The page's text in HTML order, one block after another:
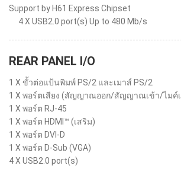
Support by H61 Express Chipset
4 X USB2.0 port(s) Up to 480 Mb/s
REAR PANEL I/O
1 X ขั้วต่อแป้นพิมพ์ PS/2 และเมาส์ PS/2
1 X พอร์ตเสียง (สัญญาณออก/สัญญาณเข้า/ไมค์
1 X พอร์ต RJ-45
1 X พอร์ต HDMI™ (เสริม)
1 X พอร์ต DVI-D
1 X พอร์ต D-Sub (VGA)
4 X USB2.0 port(s)